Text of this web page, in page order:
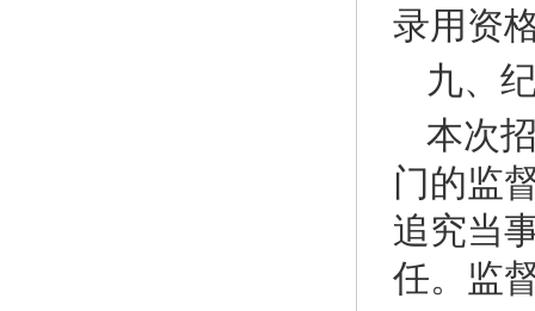
录用资
九、
本次
门的监
追究当
任。监